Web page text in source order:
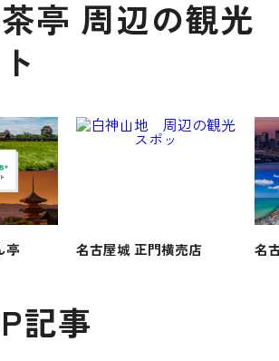
亭 周辺の観光
亭 名古屋城 正門横売店 名
記事